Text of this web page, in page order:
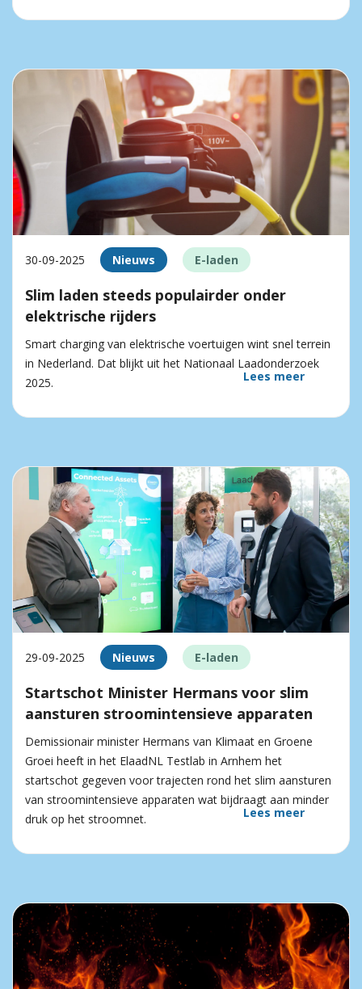
30-09-2025 Nieuws E-laden
Slim laden steeds populairder onder
elektrische rijders
Smart charging van elektrische voertuigen wint snel terrein
in Nederland. Dat blijkt uit het Nationaal Laadonderzoek
2025.
Lees meer
29-09-2025 Nieuws E-laden
Startschot Minister Hermans voor slim
aansturen stroomintensieve apparaten
Demissionair minister Hermans van Klimaat en Groene
Groei heeft in het ElaadNL Testlab in Arnhem het
startschot gegeven voor trajecten rond het slim aansturen
van stroomintensieve apparaten wat bijdraagt aan minder
druk op het stroomnet.
Lees meer